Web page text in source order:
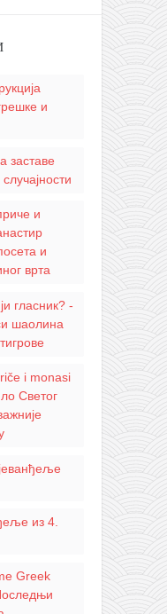
и
заставе
и
и
врта
гласник? -
шаолина
i monasi
Светог
из 4.
Greek